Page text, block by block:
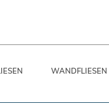
WANDFLIESEN